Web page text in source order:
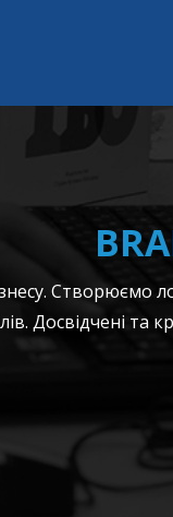
Створюємо
Досвідчені та